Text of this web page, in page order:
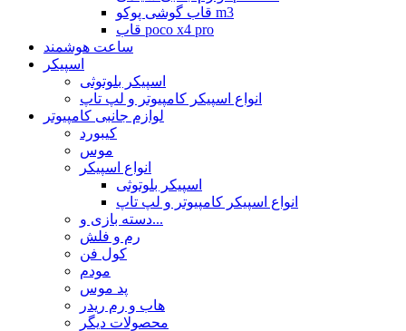
قاب گوشی پوکو m3
قاب poco x4 pro
ساعت هوشمند
اسپیکر
اسپیکر بلوتوثی
انواع اسپیکر کامپیوتر و لپ تاپ
لوازم جانبی کامپیوتر
کیبورد
موس
انواع اسپیکر
اسپیکر بلوتوثی
انواع اسپیکر کامپیوتر و لپ تاپ
دسته بازی و...
رم و فلش
کول فن
مودم
پد موس
هاب و رم ریدر
محصولات دیگر